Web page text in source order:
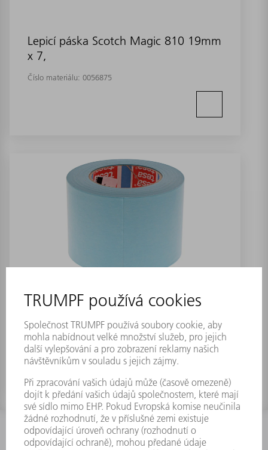
Lepicí páska Scotch Magic 810 19mm
x 7,
Číslo materiálu: 0056875
Adhesive tape Krepp 90mmx50m
Číslo materiálu:0361837
INFORMACE